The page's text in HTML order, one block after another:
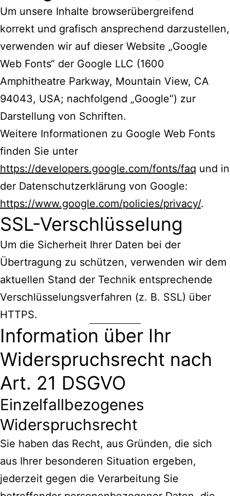
Um unsere Inhalte browserübergreifend
korrekt und grafisch ansprechend darzustellen,
verwenden wir auf dieser Website „Google
Web Fonts“ der Google LLC (1600
Amphitheatre Parkway, Mountain View, CA
94043, USA; nachfolgend „Google“) zur
Darstellung von Schriften.
Weitere Informationen zu Google Web Fonts
finden Sie unter
https://developers.google.com/fonts/faq und in
der Datenschutzerklärung von Google:
https://www.google.com/policies/privacy/.
SSL-Verschlüsselung
Um die Sicherheit Ihrer Daten bei der
Übertragung zu schützen, verwenden wir dem
aktuellen Stand der Technik entsprechende
Verschlüsselungsverfahren (z. B. SSL) über
HTTPS.
Information über Ihr
Widerspruchsrecht nach
Art. 21 DSGVO
Einzelfallbezogenes
Widerspruchsrecht
Sie haben das Recht, aus Gründen, die sich
aus Ihrer besonderen Situation ergeben,
jederzeit gegen die Verarbeitung Sie